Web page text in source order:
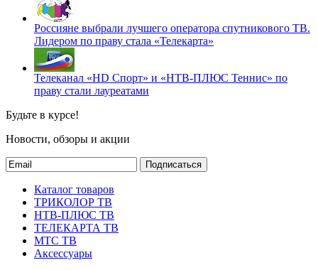
Россияне выбрали лучшего оператора спутникового ТВ.
Лидером по праву стала «Телекарта»
Телеканал «HD Спорт» и «НТВ-ПЛЮС Теннис» по
праву стали лауреатами
Будьте в курсе!
Новости, обзоры и акции
Подписаться
Каталог товаров
ТРИКОЛОР ТВ
НТВ-ПЛЮС ТВ
ТЕЛЕКАРТА ТВ
МТС ТВ
Аксессуары